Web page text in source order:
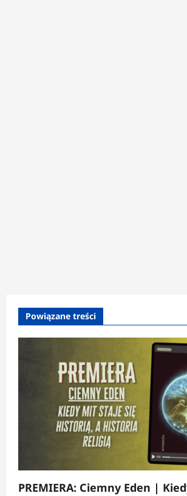
Powiązane treści
PREMIERA: Ciemny Eden |